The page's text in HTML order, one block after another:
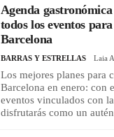
Agenda
todos los eventos
Barcelona
BARRAS Y ESTRELLAS Laia
Los mejores planes para
Barcelona en enero: con
eventos vinculados con
disfrutarás como un